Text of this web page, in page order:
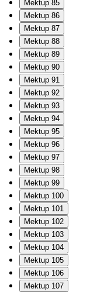
Mektup 85
Mektup 86
Mektup 87
Mektup 88
Mektup 89
Mektup 90
Mektup 91
Mektup 92
Mektup 93
Mektup 94
Mektup 95
Mektup 96
Mektup 97
Mektup 98
Mektup 99
Mektup 100
Mektup 101
Mektup 102
Mektup 103
Mektup 104
Mektup 105
Mektup 106
Mektup 107